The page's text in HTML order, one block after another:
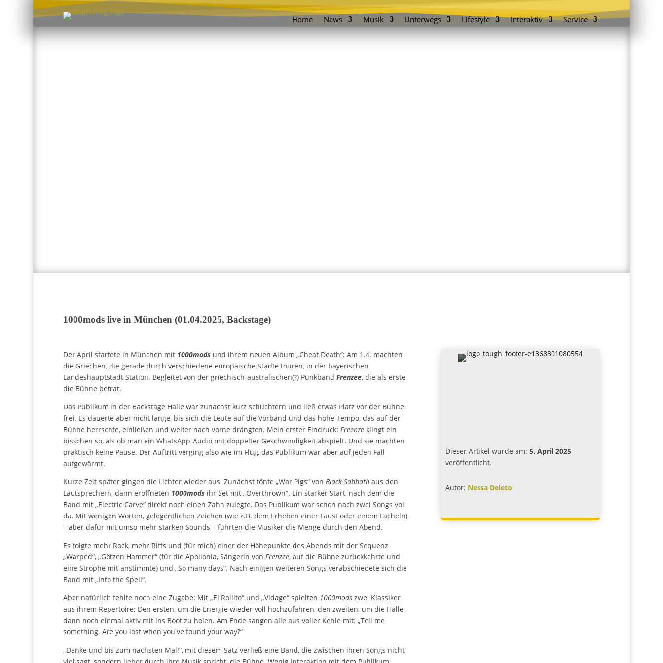
Home News Musik Unterwegs Lifestyle Interaktiv Service
1000mods live in München (01.04.2025, Backstage)
Der April startete in München mit1000mods und ihrem neuen Album „Cheat Death“: Am 1.4. machten
die Griechen, die gerade durch verschiedene europäische Städte touren, in der bayerischen
Landeshauptstadt Station. Begleitet von der griechisch-australischen(?) PunkbandFrenzee , die als erste
die Bühne betrat.
Das Publikum in der Backstage Halle war zunächst kurz schüchtern und ließ etwas Platz vor der Bühne
frei. Es dauerte aber nicht lange, bis sich die Leute auf die Vorband und das hohe Tempo, das auf der
Bühne herrschte, einließen und weiter nach vorne drängten. Mein erster Eindruck:Freenze klingt ein
bisschen so, als ob man ein WhatsApp-Audio mit doppelter Geschwindigkeit abspielt. Und sie machten
praktisch keine Pause. Der Auftritt verging also wie im Flug, das Publikum war aber auf jeden Fall
aufgewärmt.
Kurze Zeit später gingen die Lichter wieder aus. Zunächst tönte „War Pigs“ vonBlack Sabbath aus den
Lautsprechern, dann eröffneten1000mods ihr Set mit „Overthrown“. Ein starker Start, nach dem die
Band mit „Electric Carve“ direkt noch einen Zahn zulegte. Das Publikum war schon nach zwei Songs voll
da. Mit wenigen Worten, gelegentlichen Zeichen (wie z.B. dem Erheben einer Faust oder einem Lächeln)
– aber dafür mit umso mehr starken Sounds – führten die Musiker die Menge durch den Abend.
Es folgte mehr Rock, mehr Riffs und (für mich) einer der Höhepunkte des Abends mit der Sequenz
„Warped“, „Götzen Hammer“ (für die Apollonia, Sängerin vonFrenzee , auf die Bühne zurückkehrte und
eine Strophe mit anstimmte) und „So many days“. Nach einigen weiteren Songs verabschiedete sich die
Band mit „Into the Spell“.
Aber natürlich fehlte noch eine Zugabe: Mit „El Rollito“ und „Vidage“ spielten1000mods zwei Klassiker
aus ihrem Repertoire: Den ersten, um die Energie wieder voll hochzufahren, den zweiten, um die Halle
dann noch einmal aktiv mit ins Boot zu holen. Am Ende sangen alle aus voller Kehle mit: „Tell me
something. Are you lost when you've found your way?“
„Danke und bis zum nächsten Mal!“, mit diesem Satz verließ eine Band, die zwischen ihren Songs nicht
viel sagt, sondern lieber durch ihre Musik spricht, die Bühne. Wenig Interaktion mit dem Publikum
Dieser Artikel wurde am: 5. April 2025
veröffentlicht.
Autor: Nessa Deleto